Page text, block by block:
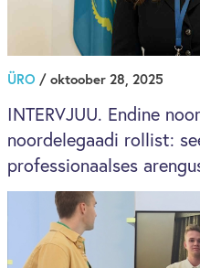
ÜRO / oktoober 28, 2025
INTERVJUU. Endine
noordelegaadi rollist:
professionaalses